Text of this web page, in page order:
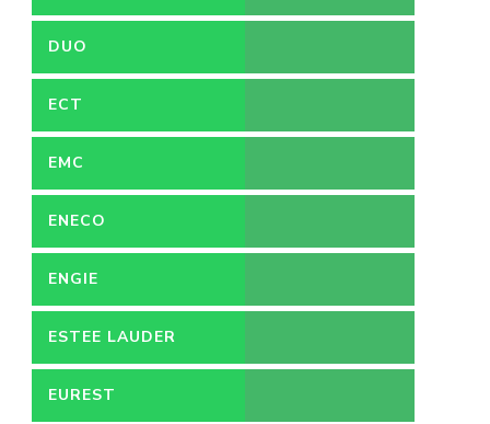
DUO
ECT
EMC
ENECO
ENGIE
ESTEE LAUDER
EUREST